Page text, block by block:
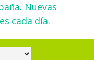
Nuevas
cada día.